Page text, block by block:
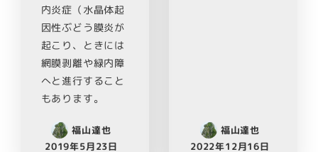
内炎症（水晶体起
因性ぶどう膜炎が
起こり、ときには
網膜剥離や緑内障
へと進行すること
もあります。
福山達也
2019年5月23日
福山達也
2022年12月16日